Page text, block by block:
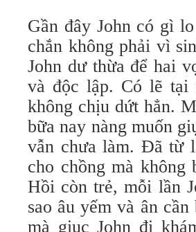
Gần đây John có gì
chắn không phải vì
John dư thừa để hai
và độc lập. Có lẽ tại
không chịu dứt hẳn.
bữa nay nàng muốn
vẫn chưa làm. Đã từ
cho chồng mà
Hồi còn trẻ, mỗi lần
sao âu yếm và ân
mà giục John đi